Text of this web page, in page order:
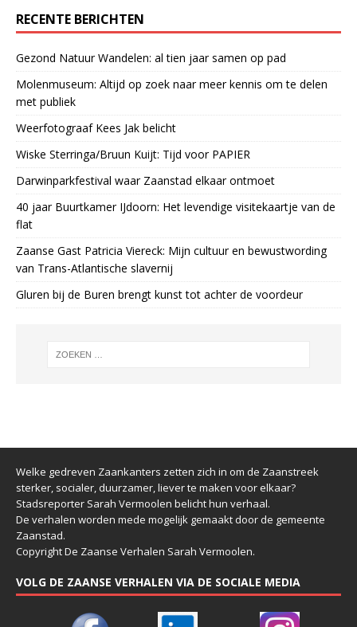
RECENTE BERICHTEN
Gezond Natuur Wandelen: al tien jaar samen op pad
Molenmuseum: Altijd op zoek naar meer kennis om te delen
met publiek
Weerfotograaf Kees Jak belicht
Wiske Sterringa/Bruun Kuijt: Tijd voor PAPIER
Darwinparkfestival waar Zaanstad elkaar ontmoet
40 jaar Buurtkamer IJdoorn: Het levendige visitekaartje van de
flat
Zaanse Gast Patricia Viereck: Mijn cultuur en bewustwording
van Trans-Atlantische slavernij
Gluren bij de Buren brengt kunst tot achter de voordeur
Welke gedreven Zaankanters zetten zich in om de Zaanstreek
sterker, socialer, duurzamer, liever te maken voor elkaar?
Stadsreporter Sarah Vermoolen belicht hun verhaal.
De verhalen worden mede mogelijk gemaakt door de gemeente
Zaanstad.
Copyright De Zaanse Verhalen Sarah Vermoolen.
VOLG DE ZAANSE VERHALEN VIA DE SOCIALE MEDIA